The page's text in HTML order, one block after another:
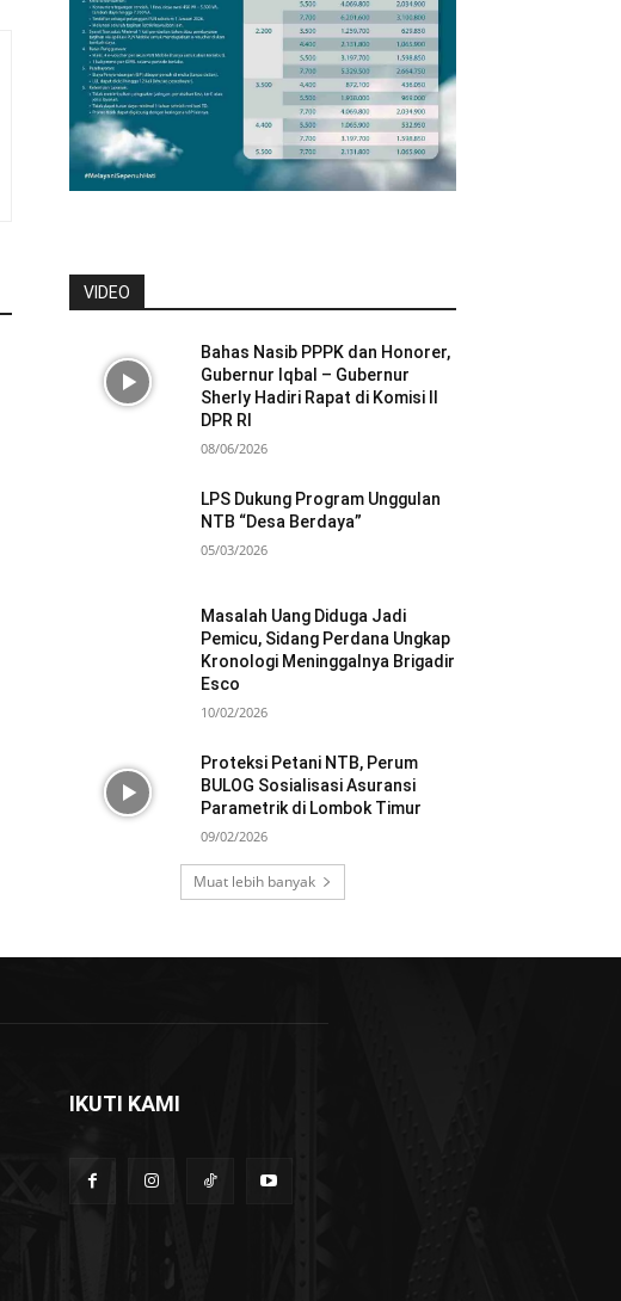
VIDEO
Bahas Nasib PPPK dan Honorer,
Gubernur Iqbal – Gubernur
Sherly Hadiri Rapat di Komisi II
DPR RI
08/06/2026
LPS Dukung Program Unggulan
NTB “Desa Berdaya”
05/03/2026
Masalah Uang Diduga Jadi
Pemicu, Sidang Perdana Ungkap
Kronologi Meninggalnya Brigadir
Esco
10/02/2026
Proteksi Petani NTB, Perum
BULOG Sosialisasi Asuransi
Parametrik di Lombok Timur
09/02/2026
Muat lebih banyak
IKUTI KAMI